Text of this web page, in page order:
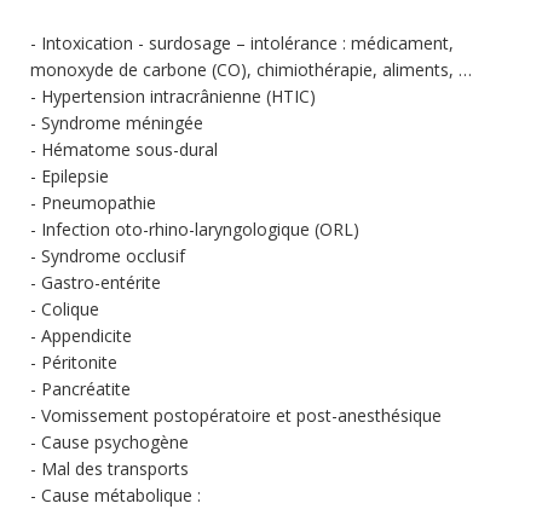
Intoxication - surdosage – intolérance : médicament,
monoxyde de carbone (CO), chimiothérapie, aliments, …
Hypertension intracrânienne (HTIC)
Syndrome méningée
Hématome sous-dural
Epilepsie
Pneumopathie
Infection oto-rhino-laryngologique (ORL)
Syndrome occlusif
Gastro-entérite
Colique
Appendicite
Péritonite
Pancréatite
Vomissement postopératoire et post-anesthésique
Cause psychogène
Mal des transports
Cause métabolique :